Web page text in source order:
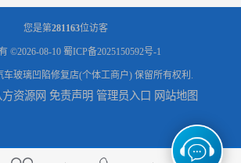
您是第281163位访客
©2026-08-10 蜀ICP备2025150592号-1
车玻璃凹陷修复店(个体工商户) 保留所有权利.
方资源网 免责声明 管理员入口 网站地图